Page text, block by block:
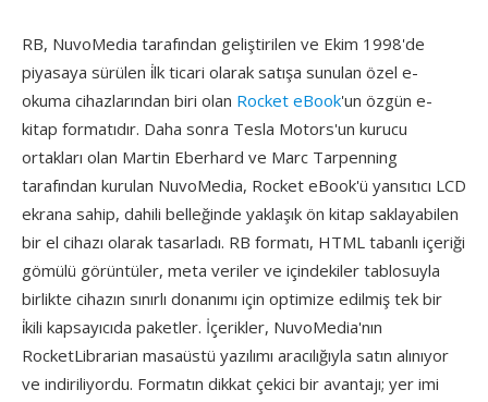
RB, NuvoMedia tarafından geliştirilen ve Ekim 1998'de
piyasaya sürülen i̇lk ticari olarak satışa sunulan özel e-
okuma cihazlarından biri olan Rocket eBook'un özgün e-
kitap formatıdır. Daha sonra Tesla Motors'un kurucu
ortakları olan Martin Eberhard ve Marc Tarpenning
tarafından kurulan NuvoMedia, Rocket eBook'ü yansıtıcı LCD
ekrana sahip, dahili belleğinde yaklaşık ön kitap saklayabilen
bir el cihazı olarak tasarladı. RB formatı, HTML tabanlı içeriği
gömülü görüntüler, meta veriler ve içindekiler tablosuyla
birlikte cihazın sınırlı donanımı için optimize edilmiş tek bir
i̇kili kapsayıcıda paketler. İçerikler, NuvoMedia'nın
RocketLibrarian masaüstü yazılımı aracılığıyla satın alınıyor
ve indiriliyordu. Formatın dikkat çekici bir avantajı; yer imi